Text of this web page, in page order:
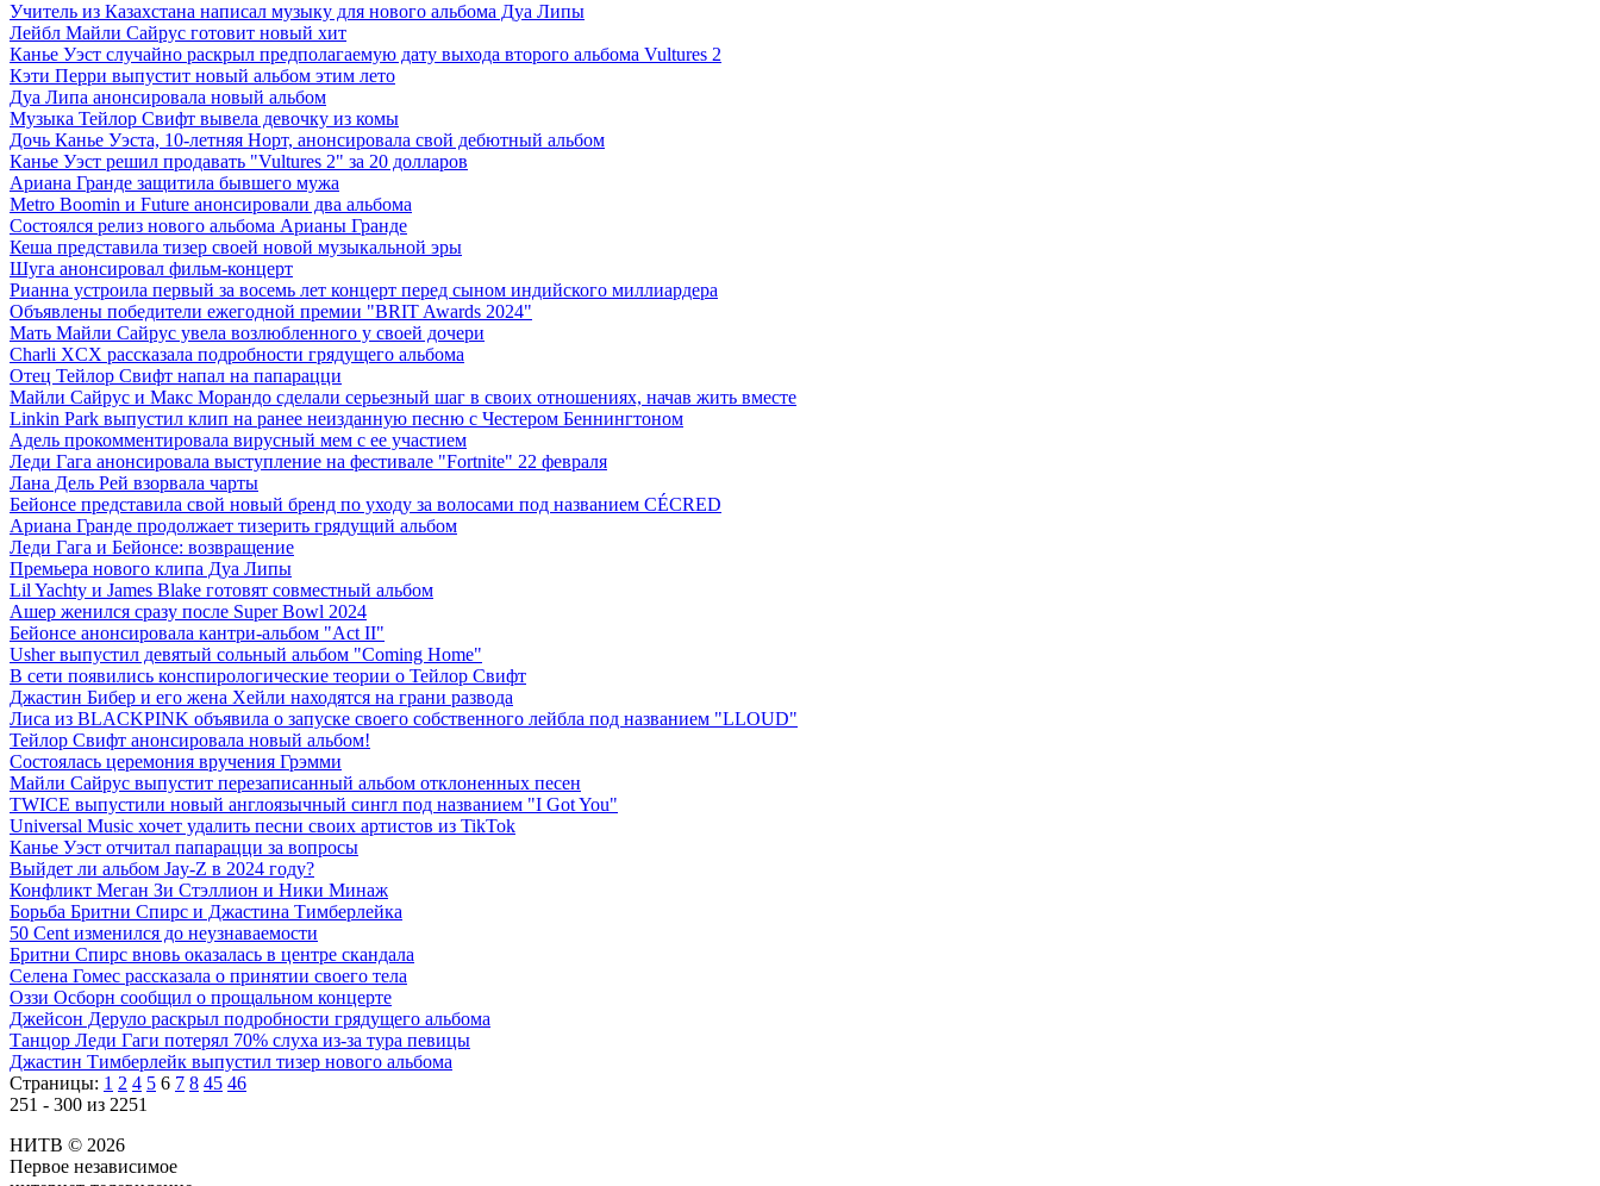
Учитель из Казахстана написал музыку для нового альбома Дуа Липы
Лейбл Майли Сайрус готовит новый хит
Канье Уэст случайно раскрыл предполагаемую дату выхода второго альбома Vultures 2
Кэти Перри выпустит новый альбом этим лето
Дуа Липа анонсировала новый альбом
Музыка Тейлор Свифт вывела девочку из комы
Дочь Канье Уэста, 10-летняя Норт, анонсировала свой дебютный альбом
Канье Уэст решил продавать "Vultures 2" за 20 долларов
Ариана Гранде защитила бывшего мужа
Metro Boomin и Future анонсировали два альбома
Состоялся релиз нового альбома Арианы Гранде
Кеша представила тизер своей новой музыкальной эры
Шуга анонсировал фильм-концерт
Рианна устроила первый за восемь лет концерт перед сыном индийского миллиардера
Объявлены победители ежегодной премии "BRIT Awards 2024"
Мать Майли Сайрус увела возлюбленного у своей дочери
Charli XCX рассказала подробности грядущего альбома
Отец Тейлор Свифт напал на папарацци
Майли Сайрус и Макс Морандо сделали серьезный шаг в своих отношениях, начав жить вместе
Linkin Park выпустил клип на ранее неизданную песню с Честером Беннингтоном
Адель прокомментировала вирусный мем с ее участием
Леди Гага анонсировала выступление на фестивале "Fortnite" 22 февраля
Лана Дель Рей взорвала чарты
Бейонсе представила свой новый бренд по уходу за волосами под названием CÉCRED
Ариана Гранде продолжает тизерить грядущий альбом
Леди Гага и Бейонсе: возвращение
Премьера нового клипа Дуа Липы
Lil Yachty и James Blake готовят совместный альбом
Ашер женился сразу после Super Bowl 2024
Бейонсе анонсировала кантри-альбом "Act II"
Usher выпустил девятый сольный альбом "Coming Home"
В сети появились конспирологические теории о Тейлор Свифт
Джастин Бибер и его жена Хейли находятся на грани развода
Лиса из BLACKPINK объявила о запуске своего собственного лейбла под названием "LLOUD"
Тейлор Свифт анонсировала новый альбом!
Состоялась церемония вручения Грэмми
Майли Сайрус выпустит перезаписанный альбом отклоненных песен
TWICE выпустили новый англоязычный сингл под названием "I Got You"
Universal Music хочет удалить песни своих артистов из TikTok
Канье Уэст отчитал папарацци за вопросы
Выйдет ли альбом Jay-Z в 2024 году?
Конфликт Меган Зи Стэллион и Ники Минаж
Борьба Бритни Спирс и Джастина Тимберлейка
50 Cent изменился до неузнаваемости
Бритни Спирс вновь оказалась в центре скандала
Селена Гомес рассказала о принятии своего тела
Оззи Осборн сообщил о прощальном концерте
Джейсон Деруло раскрыл подробности грядущего альбома
Танцор Леди Гаги потерял 70% слуха из-за тура певицы
Джастин Тимберлейк выпустил тизер нового альбома
Страницы: 1 2 4 5 6 7 8 45 46
251 - 300 из 2251
НИТВ © 2026
Первое независимое